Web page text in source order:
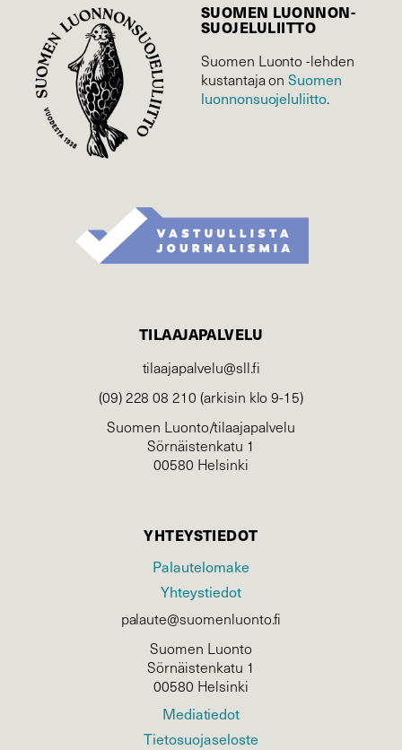
SUOMEN LUONNON­
SUOJELU­LIITTO
Suomen Luonto -lehden
kustantaja onSuomen
luonnonsuojelu­liitto.
TILAAJAPALVELU
tilaajapalvelu@sll.fi
(09) 228 08 210 (arkisin klo 9-15)
Suomen Luonto/tilaajapalvelu
Sörnäistenkatu 1
00580 Helsinki
YHTEYSTIEDOT
Palautelomake
Yhteystiedot
palaute@suomenluonto.fi
Suomen Luonto
Sörnäistenkatu 1
00580 Helsinki
Mediatiedot
Tietosuojaseloste